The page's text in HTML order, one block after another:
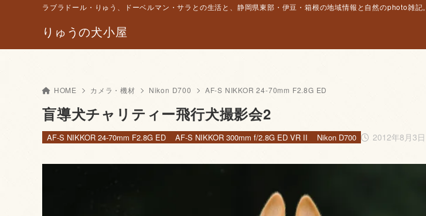
りゅうの犬小屋
ラブラドール・りゅう、ドーベルマン・サラとの生活と、静岡県東部・伊豆・箱根の地域情報と自然のphoto雑記。
HOME カメラ・機材 Nikon D700 AF-S NIKKOR 24-70mm F2.8G ED
盲導犬チャリティー飛行犬撮影会2
2012年8月3日
AF-S NIKKOR 24-70mm F2.8G ED AF-S NIKKOR 300mm f/2.8G ED VR II Nikon D700